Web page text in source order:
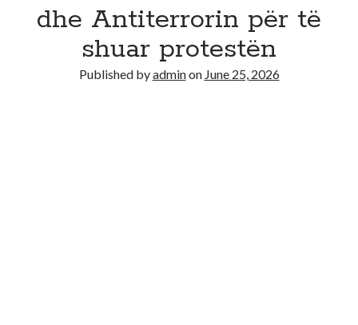
Recent Comments
No comments to show.
dhe Antiterrorin për të
shuar protestën
Published byadminon June 25, 2026